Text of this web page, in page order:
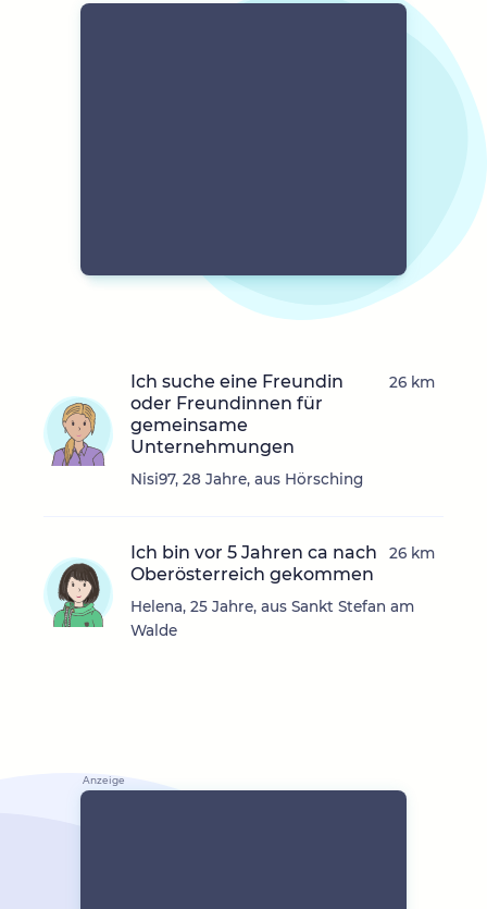
Ich suche eine Freundin
oder Freundinnen für
gemeinsame
Unternehmungen
Nisi97, 28 Jahre, aus Hörsching
26 km
Ich bin vor 5 Jahren ca nach
Oberösterreich gekommen
Helena, 25 Jahre, aus Sankt Stefan am
Walde
26 km